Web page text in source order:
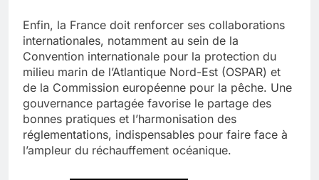
Enfin, la France doit renforcer ses collaborations
internationales, notamment au sein de la
Convention internationale pour la protection du
milieu marin de l’Atlantique Nord-Est (OSPAR) et
de la Commission européenne pour la pêche. Une
gouvernance partagée favorise le partage des
bonnes pratiques et l’harmonisation des
réglementations, indispensables pour faire face à
l’ampleur du réchauffement océanique.